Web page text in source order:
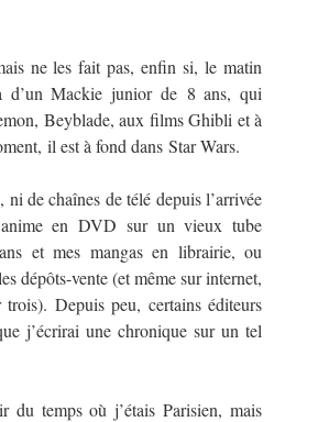
ne les fait pas, enfin si, le matin
d’un Mackie junior de 8 ans, qui
Beyblade, aux films Ghibli et à
il est à fond dans Star Wars.
ni de chaînes de télé depuis l’arrivée
en DVD sur un vieux tube
et mes mangas en librairie, ou
dépôts-vente (et même sur internet,
Depuis peu, certains éditeurs
j’écrirai une chronique sur un tel
temps où j’étais Parisien, mais